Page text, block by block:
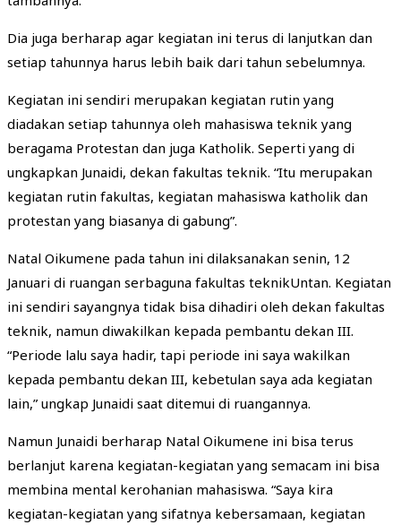
Dia juga berharap agar kegiatan ini terus di lanjutkan dan
setiap tahunnya harus lebih baik dari tahun sebelumnya.
Kegiatan ini sendiri merupakan kegiatan rutin yang
diadakan setiap tahunnya oleh mahasiswa teknik yang
beragama Protestan dan juga Katholik. Seperti yang di
ungkapkan Junaidi, dekan fakultas teknik. “Itu merupakan
kegiatan rutin fakultas, kegiatan mahasiswa katholik dan
protestan yang biasanya di gabung”.
Natal Oikumene pada tahun ini dilaksanakan senin, 12
Januari di ruangan serbaguna fakultas teknikUntan. Kegiatan
ini sendiri sayangnya tidak bisa dihadiri oleh dekan fakultas
teknik, namun diwakilkan kepada pembantu dekan III.
“Periode lalu saya hadir, tapi periode ini saya wakilkan
kepada pembantu dekan III, kebetulan saya ada kegiatan
lain,” ungkap Junaidi saat ditemui di ruangannya.
Namun Junaidi berharap Natal Oikumene ini bisa terus
berlanjut karena kegiatan-kegiatan yang semacam ini bisa
membina mental kerohanian mahasiswa. “Saya kira
kegiatan-kegiatan yang sifatnya kebersamaan, kegiatan